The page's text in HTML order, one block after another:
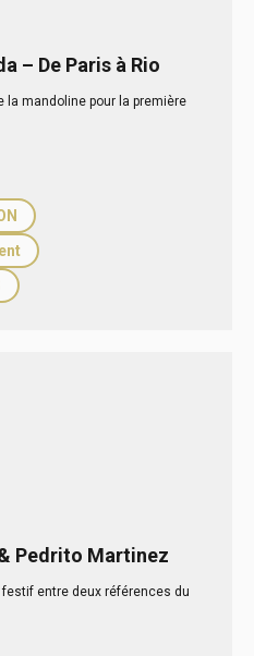
– De Paris à Rio
la mandoline pour la première
Pedrito Martinez
entre deux références du